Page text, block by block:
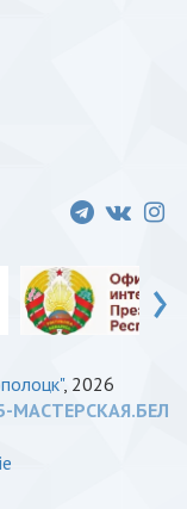
›
, 2026
МАСТЕРСКАЯ.БЕЛ